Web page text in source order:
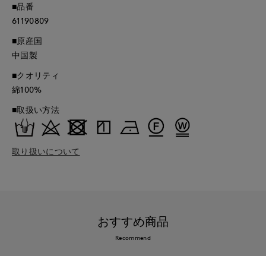
■品番
61190809
■原産国
中国製
■クオリティ
綿100%
■取扱い方法
取り扱いについて
おすすめ商品
Recommend